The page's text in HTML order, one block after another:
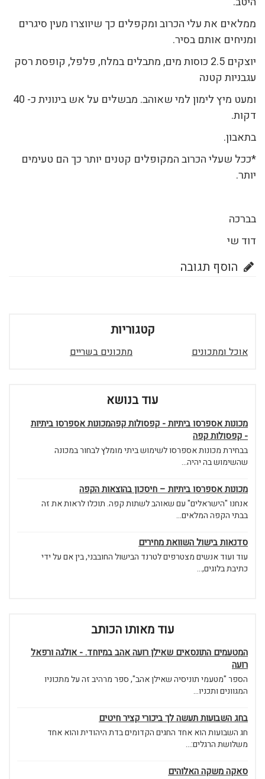
ממלאים את עלי הכרוב ומקפלים כך שיווצרו מעין סיגרים
ומניחים אותם בסיר.
יוצקים 2.5 כוסות מים, מתבלים במלח, פלפל, קופסת רסק
עגבניות קטנה
ומעט מיץ לימון למי שאוהב. מבשלים על אש בינונית כ- 40
דקות.
בתאבון.
*ככל שעלי הכרוב המקופלים קטנים יותר כך הם טעימים
יותר.
בברכה
דוד שי
הוסף תגובה
קטגוריות
אוכל ומתכונים מתכונים בשריים
עוד בנושא
מכונות אספרסו ביתיות - קפסולות קפהמכונות אספרסו ביתיות
- קפסולות קפה
בבחירת מכונות אספרסו לשימוש ביתי מומלץ לבחור במכונה
שהשימוש בה יהיה...
מכונות אספרסו ביתיות – חיסכון בהוצאות הקפה
אנחנו "הישראלים" עם שאוהב לשתות קפה. תוכלו לראות את זה
בבתי הקפה המלאים...
סדנאות בישול השוואת מחירים
עוד ועוד אנשים מצטרפים לטרנד הבישול החובבני, בין אם על ידי
כתיבת בלוגים,...
עוד מאותו הכותב
המטעמים התונסאים שאילן רועה אהב במיוחד. - אולגה ורפאל
רועה
הספר "מטעמי תוניסיה שאילן אהב", ספר מרהיב זה על מתכוניו
המגוונים ותכניו...
בחג השבועות תעשה לך ביכורי קציר חיטים
חג השבועות הוא אחד החגים הקדומים בדת היהודית והוא אחד
משלושת הרגלים:...
סאקה משקה האלוהים